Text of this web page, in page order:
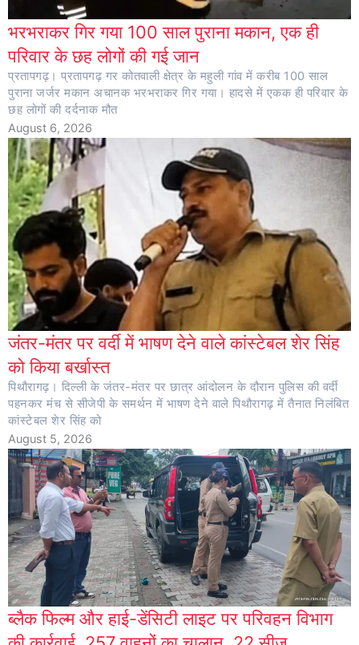
भरभराकर गिर गया 100 साल पुराना मकान, एक ही
परिवार के छह लोगों की गई जान
प्रतापगढ़। प्रतापगढ़ गर कोतवाली क्षेत्र के महुली गांव में करीब 100 साल
पुराना जर्जर मकान अचानक भरभराकर गिर गया। हादसे में एकक ही परिवार के
छह लोगों की दर्दनाक मौत
August 6, 2026
जंतर-मंतर पर वर्दी में भाषण देने वाले कांस्टेबल शेर सिंह
को किया बर्खास्त
पिथौरागढ़। दिल्ली के जंतर-मंतर पर छात्र आंदोलन के दौरान पुलिस की वर्दी
पहनकर मंच से सीजेपी के समर्थन में भाषण देने वाले पिथौरागढ़ में तैनात निलंबित
कांस्टेबल शेर सिंह को
August 5, 2026
ब्लैक फिल्म और हाई-डेंसिटी लाइट पर परिवहन विभाग